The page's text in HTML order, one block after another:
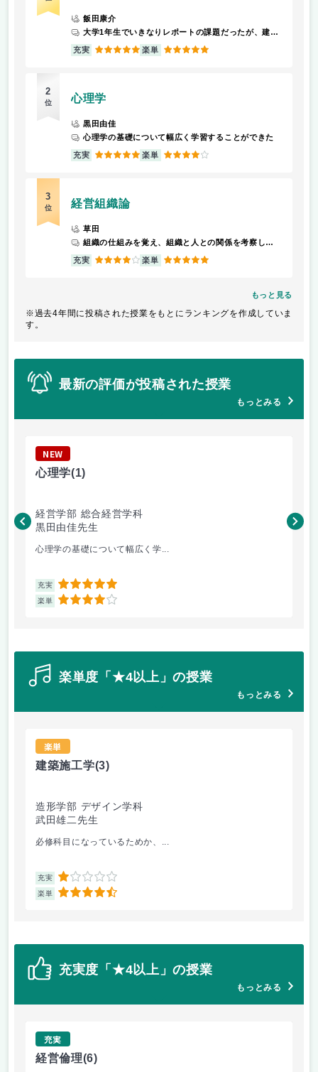
飯田康介
大学1年生でいきなりレポートの課題だったが、建築に興味を持つきっかけになった
充実 5 楽単 5
2
位 心理学
黒田由佳
心理学の基礎について幅広く学習することができた
充実 5 楽単 4
3
位 経営組織論
草田
組織の仕組みを覚え、組織と人との関係を考察している
充実 4 楽単 5
もっと見る
※過去4年間に投稿された授業をもとにランキングを作成していま
す。
最新の評価が投稿された授業
もっとみる
NEW
心理学(1)
経営学部 総合経営学科
黒田由佳先生
心理学の基礎について幅広く学...
充実 5
楽単 4
小
楽単度「★4以上」の授業
もっとみる
楽単
建築施工学(3)
造形学部 デザイン学科
武田雄二先生
必修科目になっているためか、...
充実 1
楽単 4.5
充実度「★4以上」の授業
もっとみる
充実
経営倫理(6)